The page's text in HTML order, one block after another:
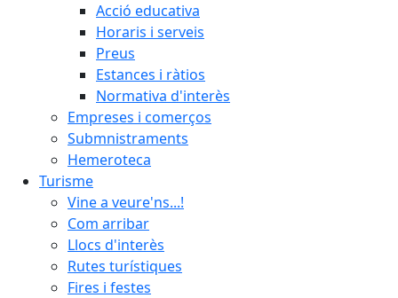
Acció educativa
Horaris i serveis
Preus
Estances i ràtios
Normativa d'interès
Empreses i comerços
Submnistraments
Hemeroteca
Turisme
Vine a veure'ns...!
Com arribar
Llocs d'interès
Rutes turístiques
Fires i festes